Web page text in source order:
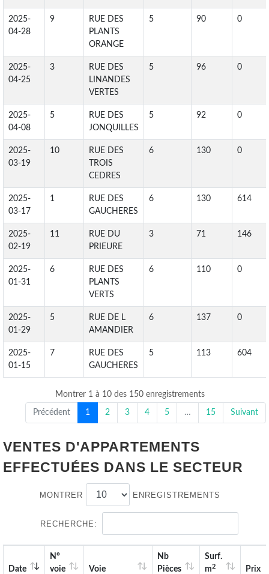
2025-
04-28
9
RUE DES
PLANTS
ORANGE
5 90 0
2025-
04-25
3
RUE DES
LINANDES
VERTES
5 96 0
2025-
04-08
5
RUE DES
JONQUILLES
5 92 0
2025-
03-19
10
RUE DES
TROIS
CEDRES
6 130 0
2025-
03-17
1
RUE DES
GAUCHERES
6 130 614
2025-
02-19
11
RUE DU
PRIEURE
3 71 146
2025-
01-31
6
RUE DES
PLANTS
VERTS
6 110 0
2025-
01-29
5
RUE DE L
AMANDIER
6 137 0
2025-
01-15
7
RUE DES
GAUCHERES
5 113 604
Montrer 1 à 10 des 150 enregistrements
Précédent 1 2 3 4 5 … 15 Suivant
VENTES D'APPARTEMENTS
EFFECTUÉES DANS LE SECTEUR
MONTRER ENREGISTREMENTS
RECHERCHE:
Date
N°
voie
Voie
Nb
Pièces
Surf.
m2 Prix